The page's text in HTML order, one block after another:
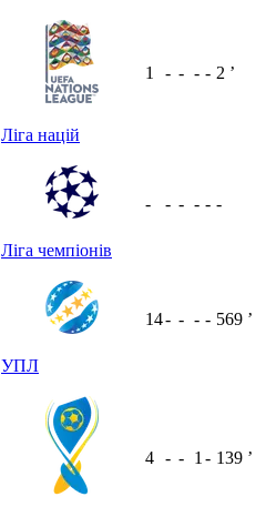
Ліга націй
1 - - - - 2 ʼ
Ліга чемпіонів
- - - - - -
УПЛ
14- - - - 569 ʼ
4 - - 1 - 139 ʼ